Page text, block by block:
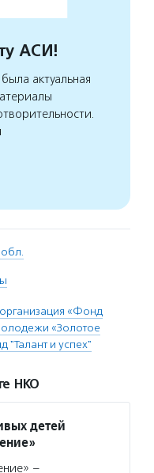
АСИ!
актуальная
«Фонд
«Золотое
"Талант и успех"
НКО
детей
–